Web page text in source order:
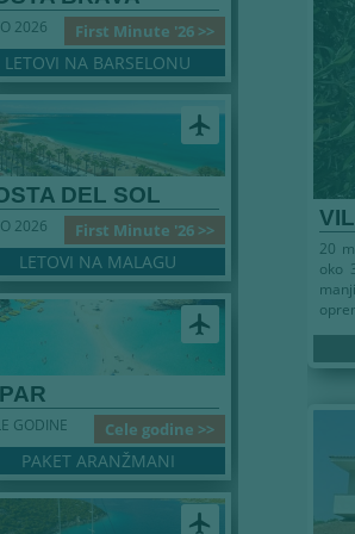
20
oko
First Minute '26 >>
2026
LETOVI NA BARSELONU
airplanemode_active
DEL SOL
First Minute '26 >>
2026
LETOVI NA MALAGU
airplanemode_active
Cele godine >>
GODINE
PAKET ARANŽMANI
airplanemode_active